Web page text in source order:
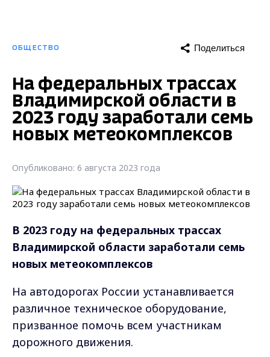
ОБЩЕСТВО Поделиться
На федеральных трассах
Владимирской области в
2023 году заработали семь
новых метеокомплексов
Опубликовано: 6 августа 2023 года
В 2023 году на федеральных трассах
Владимирской области заработали семь
новых метеокомплексов
На автодорогах России устанавливается
различное техническое оборудование,
призванное помочь всем участникам
дорожного движения.